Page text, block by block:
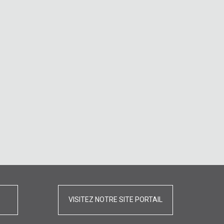
VISITEZ NOTRE SITE PORTAIL